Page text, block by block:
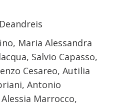
Maria Alessandra
Salvio Capasso,
Cesareo, Autilia
Antonio
Marrocco,